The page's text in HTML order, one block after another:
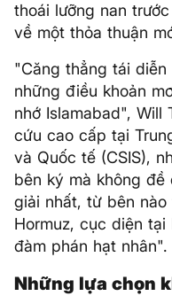
thoái lưỡng nan
về một thỏa thuận
"Căng thẳng tái
những điều khoản
nhớ Islamabad", Will
cứu cao cấp tại
và Quốc tế (CSIS),
bên ký mà không
giải nhất, từ bên
Hormuz, cục diện
đàm phán hạt nhân".
Những lựa chọn